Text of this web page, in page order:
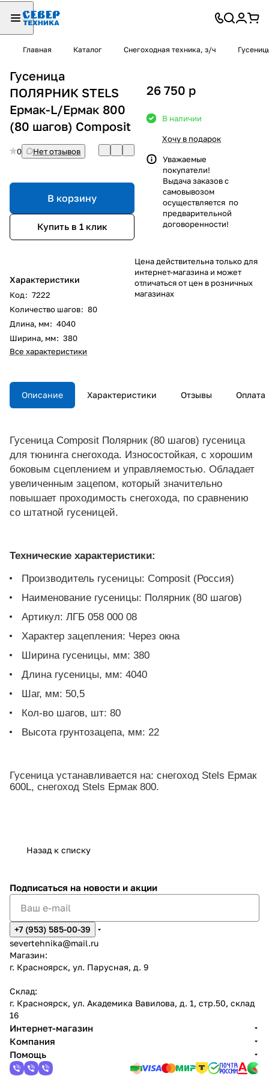
Главная Каталог Снегоходная техника, з/ч
Гусеница
ПОЛЯРНИК STELS
Ермак-L/Ермак 800
(80 шагов) Composit
0 Нет отзывов
В корзину
Купить в 1 клик
Характеристики
Код: 7222
Количество шагов: 80
Длина, мм: 4040
Ширина, мм: 380
Все характеристики
26 750 p
В наличии
Хочу в подарок
Уважаемые
покупатели!
Выдача заказов с
самовывозом
осуществляется по
предварительной
договоренности!
Цена действительна только для
интернет-магазина и может
отличаться от цен в розничных
магазинах
Описание Характеристики Отзывы Оплата
Гусеница Composit Полярник (80 шагов) гусеница
для тюнинга снегохода. Износостойкая, с хорошим
боковым сцеплением и управляемостью. Обладает
увеличенным зацепом, который значительно
повышает проходимость снегохода, по сравнению
со штатной гусеницей.
Технические характеристики:
Производитель гусеницы: Composit (Россия)
Наименование гусеницы: Полярник (80 шагов)
Артикул: ЛГБ 058 000 08
Характер зацепления: Через окна
Ширина гусеницы, мм: 380
Длина гусеницы, мм: 4040
Шаг, мм: 50,5
Кол-во шагов, шт: 80
Высота грунтозацепа, мм: 22
Гусеница устанавливается на: снегоход Stels Ермак
600L, снегоход Stels Ермак 800.
Назад к списку
Подписаться на новости и акции
+7 (953) 585-00-39
severtehnika@mail.ru
Магазин:
г. Красноярск, ул. Парусная, д. 9
Склад:
г. Красноярск, ул. Академика Вавилова, д. 1, стр.50, склад
16
Интернет-магазин
Компания
Помощь